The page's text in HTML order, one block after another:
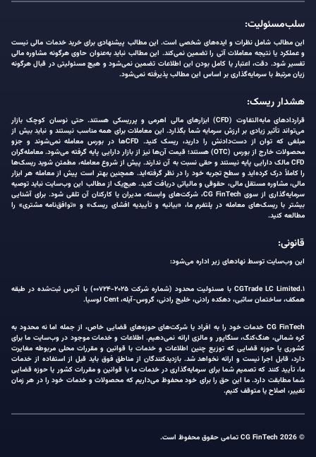
سلب‌مسئولیت:
این مطالب شامل نظرات و ایده‌های شخصی است. این مطالب پیشنهادی برای خرید خدمات مالی نیست
و عملکرد یا نتیجه معاملات آتی را تضمین نمی‌کند. این مطالب نباید به‌عنوان حاوی هرگونه مشاوره مالی
تفسیر شود. دقت، اعتبار یا کامل بودن این اطلاعات تضمین نمی‌شود و هیچ مسئولیتی در قبال هرگونه
زیان مرتبط با سرمایه‌گذاری بر اساس این مطالب پذیرفته نمی‌شود.
هشدار ریسک:
قراردادهای مابه‌التفاوت (CFD) ابزارهای مالی اهرمی و پرریسکی هستند. حتی نوسان کوچک بازار
می‌تواند تأثیر زیادی بر ارزش سرمایه شما بگذارد. این معاملات برای همه مناسب نیستند و نباید بیش از
مبلغی که توان از دست‌دادنش را دارید، ریسک کنید. CFDها در بورس معامله نمی‌شوند و جزو
محصولات خارج از بورس (OTC) هستند؛ قیمت آن‌ها نیز از بازار دارایی پایه گرفته می‌شود. معامله‌گران
CFD مالک دارایی پایه نیستند و حقی نسبت به آن ندارند. پیش از شروع معامله، مطمئن شوید ریسک‌ها
را کاملاً درک کرده‌اید و سطح تجربه خود را در نظر گرفته‌اید. همچنین بهتر است پیش از معامله هر ابزار
مالی، مشاوره مستقل مالی، حقوقی و مالیاتی دریافت کنید. هیچ‌یک از مطالب این وب‌سایت نباید توصیه
سرمایه‌گذاری از سوی CG FinTech، شرکت‌های وابسته، مدیران یا کارکنان آن تلقی شود. برای آشنایی
بیشتر با ریسک‌های معامله در پلتفرم ما، «بیانیه و تأییدیه افشای ریسک» و «توافق‌نامه مشتری» را
مطالعه کنید.
قانونی:
این وب‌سایت توسط نهادهای زیر اداره می‌شود:
۱.CGTrade LC Limited با مسئولیت محدود (شماره شرکت ۲۰۲۵-۰۰۷۲۴) با آدرس ثبت‌شده در طبقه
همکف، ساختمان ساثبی، دهکده رادنی، خلیج رادنی، گروس-آیله، Cent لوسیا.
CG FinTech خدمات خود را به افراد یا شرکت‌های حوزه‌های قضایی خاص، از جمله اما نه محدود به
کره شمالی، هنگ‌کنگ، سنگاپور و مالزی ارائه نمی‌دهیم. اطلاعات و خدمات موجود در وب‌سایت ما برای
کشوری یا حوزه قضایی که توزیع چنین اطلاعات و خدمات با قوانین و مقررات محلی مربوطه مغایرت
دارد، قابل اجرا نیست و ارائه نخواهد شد. بازدیدکنندگان از مناطق فوق باید قبل از استفاده از خدمات
ما، تأیید کنند که تصمیم شما برای سرمایه‌گذاری در خدمات ما با قوانین و مقررات کشور یا حوزه قضایی
شما مطابقت دارد. ما این حق را برای خود محفوظ می‌داریم که محصولات و خدمات خود را در هر زمان
تغییر، اصلاح یا متوقف کنیم.
© 2026 CG FinTech تمامی حقوق محفوظ است.